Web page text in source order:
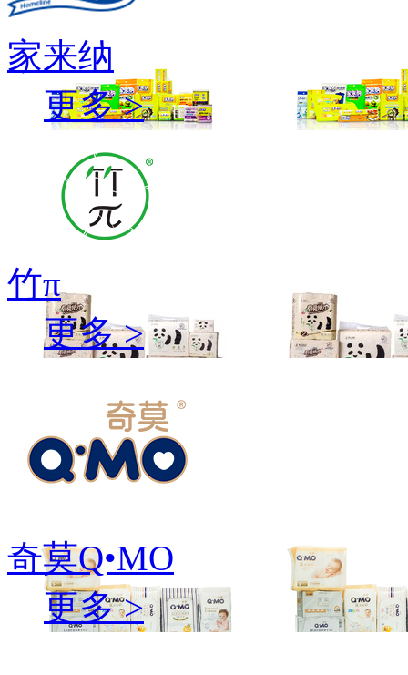
家来纳
更多 >
竹π
更多 >
奇莫Q•MO
更多 >